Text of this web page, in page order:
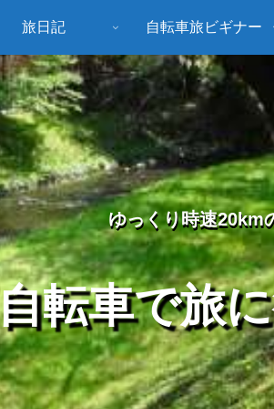
ゆっくり時速20km
転車で旅
旅日記 自転車旅ビギナー